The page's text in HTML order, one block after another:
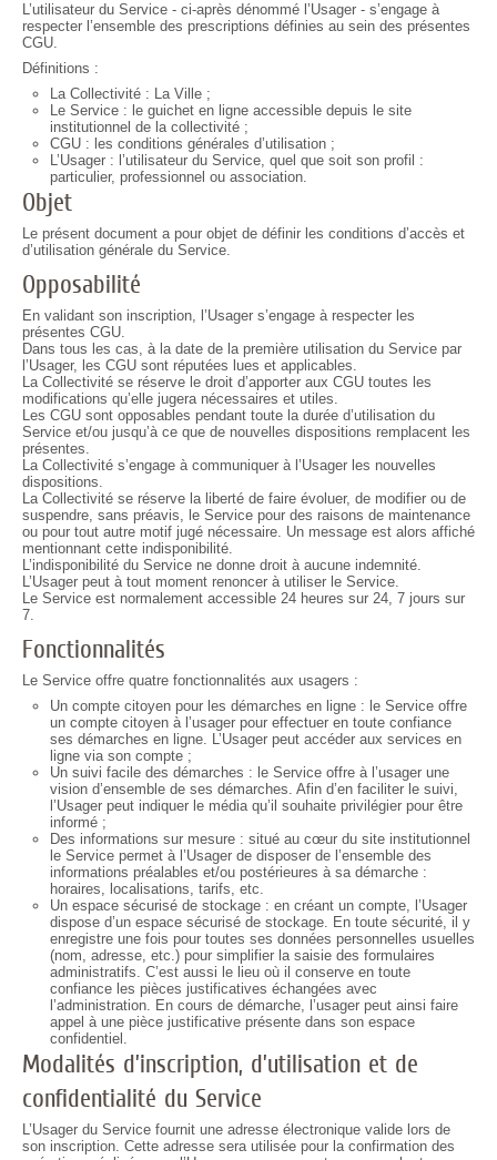
L’utilisateur du Service - ci-après dénommé l’Usager - s’engage à
respecter l’ensemble des prescriptions définies au sein des présentes
CGU.
Définitions :
La Collectivité : La Ville ;
Le Service : le guichet en ligne accessible depuis le site
institutionnel de la collectivité ;
CGU : les conditions générales d’utilisation ;
L’Usager : l’utilisateur du Service, quel que soit son profil :
particulier, professionnel ou association.
Objet
Le présent document a pour objet de définir les conditions d’accès et
d’utilisation générale du Service.
Opposabilité
En validant son inscription, l’Usager s’engage à respecter les
présentes CGU.
Dans tous les cas, à la date de la première utilisation du Service par
l’Usager, les CGU sont réputées lues et applicables.
La Collectivité se réserve le droit d’apporter aux CGU toutes les
modifications qu’elle jugera nécessaires et utiles.
Les CGU sont opposables pendant toute la durée d’utilisation du
Service et/ou jusqu’à ce que de nouvelles dispositions remplacent les
présentes.
La Collectivité s’engage à communiquer à l’Usager les nouvelles
dispositions.
La Collectivité se réserve la liberté de faire évoluer, de modifier ou de
suspendre, sans préavis, le Service pour des raisons de maintenance
ou pour tout autre motif jugé nécessaire. Un message est alors affiché
mentionnant cette indisponibilité.
L’indisponibilité du Service ne donne droit à aucune indemnité.
L’Usager peut à tout moment renoncer à utiliser le Service.
Le Service est normalement accessible 24 heures sur 24, 7 jours sur
7.
Fonctionnalités
Le Service offre quatre fonctionnalités aux usagers :
Un compte citoyen pour les démarches en ligne : le Service offre
un compte citoyen à l’usager pour effectuer en toute confiance
ses démarches en ligne. L’Usager peut accéder aux services en
ligne via son compte ;
Un suivi facile des démarches : le Service offre à l’usager une
vision d’ensemble de ses démarches. Afin d’en faciliter le suivi,
l’Usager peut indiquer le média qu’il souhaite privilégier pour être
informé ;
Des informations sur mesure : situé au cœur du site institutionnel
le Service permet à l’Usager de disposer de l’ensemble des
informations préalables et/ou postérieures à sa démarche :
horaires, localisations, tarifs, etc.
Un espace sécurisé de stockage : en créant un compte, l’Usager
dispose d’un espace sécurisé de stockage. En toute sécurité, il y
enregistre une fois pour toutes ses données personnelles usuelles
(nom, adresse, etc.) pour simplifier la saisie des formulaires
administratifs. C’est aussi le lieu où il conserve en toute
confiance les pièces justificatives échangées avec
l’administration. En cours de démarche, l’usager peut ainsi faire
appel à une pièce justificative présente dans son espace
confidentiel.
Modalités d’inscription, d’utilisation et de
confidentialité du Service
L’Usager du Service fournit une adresse électronique valide lors de
son inscription. Cette adresse sera utilisée pour la confirmation des